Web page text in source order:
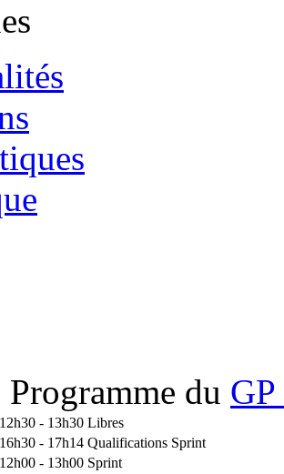
Programme du
12h30 - 13h30 Libres
16h30 - 17h14 Qualifications Sprint
12h00 - 13h00 Sprint